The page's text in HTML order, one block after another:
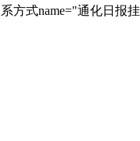
方式name="通化日